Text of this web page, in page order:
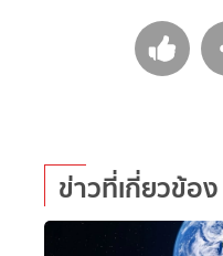
ข่าวที่เกี่ยวข้อง